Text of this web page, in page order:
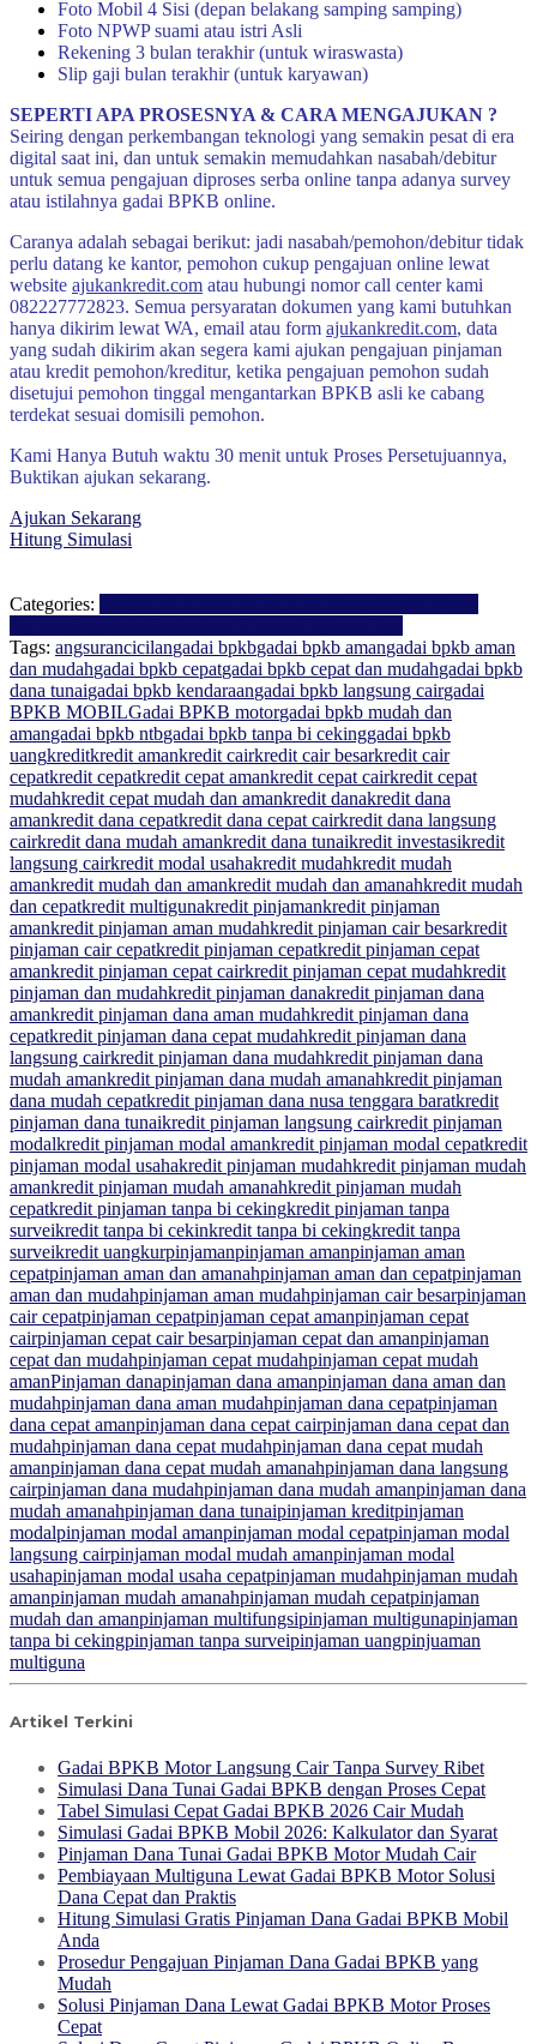
Foto Mobil 4 Sisi (depan belakang samping samping)
Foto NPWP suami atau istri Asli
Rekening 3 bulan terakhir (untuk wiraswasta)
Slip gaji bulan terakhir (untuk karyawan)
SEPERTI APA PROSESNYA & CARA MENGAJUKAN ?
Seiring dengan perkembangan teknologi yang semakin pesat di era
digital saat ini, dan untuk semakin memudahkan nasabah/debitur
untuk semua pengajuan diproses serba online tanpa adanya survey
atau istilahnya gadai BPKB online.
Caranya adalah sebagai berikut: jadi nasabah/pemohon/debitur tidak
perlu datang ke kantor, pemohon cukup pengajuan online lewat
website ajukankredit.com atau hubungi nomor call center kami
082227772823. Semua persyaratan dokumen yang kami butuhkan
hanya dikirim lewat WA, email atau form ajukankredit.com, data
yang sudah dikirim akan segera kami ajukan pengajuan pinjaman
atau kredit pemohon/kreditur, ketika pengajuan pemohon sudah
disetujui pemohon tinggal mengantarkan BPKB asli ke cabang
terdekat sesuai domisili pemohon.
Kami Hanya Butuh waktu 30 menit untuk Proses Persetujuannya,
Buktikan ajukan sekarang.
Ajukan Sekarang
Hitung Simulasi
Categories:
Tags: angsurancicilangadai bpkbgadai bpkb amangadai bpkb aman
dan mudahgadai bpkb cepatgadai bpkb cepat dan mudahgadai bpkb
dana tunaigadai bpkb kendaraangadai bpkb langsung cairgadai
BPKB MOBILGadai BPKB motorgadai bpkb mudah dan
amangadai bpkb ntbgadai bpkb tanpa bi cekinggadai bpkb
uangkreditkredit amankredit cairkredit cair besarkredit cair
cepatkredit cepatkredit cepat amankredit cepat cairkredit cepat
mudahkredit cepat mudah dan amankredit danakredit dana
amankredit dana cepatkredit dana cepat cairkredit dana langsung
cairkredit dana mudah amankredit dana tunaikredit investasikredit
langsung cairkredit modal usahakredit mudahkredit mudah
amankredit mudah dan amankredit mudah dan amanahkredit mudah
dan cepatkredit multigunakredit pinjamankredit pinjaman
amankredit pinjaman aman mudahkredit pinjaman cair besarkredit
pinjaman cair cepatkredit pinjaman cepatkredit pinjaman cepat
amankredit pinjaman cepat cairkredit pinjaman cepat mudahkredit
pinjaman dan mudahkredit pinjaman danakredit pinjaman dana
amankredit pinjaman dana aman mudahkredit pinjaman dana
cepatkredit pinjaman dana cepat mudahkredit pinjaman dana
langsung cairkredit pinjaman dana mudahkredit pinjaman dana
mudah amankredit pinjaman dana mudah amanahkredit pinjaman
dana mudah cepatkredit pinjaman dana nusa tenggara baratkredit
pinjaman dana tunaikredit pinjaman langsung cairkredit pinjaman
modalkredit pinjaman modal amankredit pinjaman modal cepatkredit
pinjaman modal usahakredit pinjaman mudahkredit pinjaman mudah
amankredit pinjaman mudah amanahkredit pinjaman mudah
cepatkredit pinjaman tanpa bi cekingkredit pinjaman tanpa
surveikredit tanpa bi cekinkredit tanpa bi cekingkredit tanpa
surveikredit uangkurpinjamanpinjaman amanpinjaman aman
cepatpinjaman aman dan amanahpinjaman aman dan cepatpinjaman
aman dan mudahpinjaman aman mudahpinjaman cair besarpinjaman
cair cepatpinjaman cepatpinjaman cepat amanpinjaman cepat
cairpinjaman cepat cair besarpinjaman cepat dan amanpinjaman
cepat dan mudahpinjaman cepat mudahpinjaman cepat mudah
amanPinjaman danapinjaman dana amanpinjaman dana aman dan
mudahpinjaman dana aman mudahpinjaman dana cepatpinjaman
dana cepat amanpinjaman dana cepat cairpinjaman dana cepat dan
mudahpinjaman dana cepat mudahpinjaman dana cepat mudah
amanpinjaman dana cepat mudah amanahpinjaman dana langsung
cairpinjaman dana mudahpinjaman dana mudah amanpinjaman dana
mudah amanahpinjaman dana tunaipinjaman kreditpinjaman
modalpinjaman modal amanpinjaman modal cepatpinjaman modal
langsung cairpinjaman modal mudah amanpinjaman modal
usahapinjaman modal usaha cepatpinjaman mudahpinjaman mudah
amanpinjaman mudah amanahpinjaman mudah cepatpinjaman
mudah dan amanpinjaman multifungsipinjaman multigunapinjaman
tanpa bi cekingpinjaman tanpa surveipinjaman uangpinjuaman
multiguna
Artikel Terkini
Gadai BPKB Motor Langsung Cair Tanpa Survey Ribet
Simulasi Dana Tunai Gadai BPKB dengan Proses Cepat
Tabel Simulasi Cepat Gadai BPKB 2026 Cair Mudah
Simulasi Gadai BPKB Mobil 2026: Kalkulator dan Syarat
Pinjaman Dana Tunai Gadai BPKB Motor Mudah Cair
Pembiayaan Multiguna Lewat Gadai BPKB Motor Solusi
Dana Cepat dan Praktis
Hitung Simulasi Gratis Pinjaman Dana Gadai BPKB Mobil
Anda
Prosedur Pengajuan Pinjaman Dana Gadai BPKB yang
Mudah
Solusi Pinjaman Dana Lewat Gadai BPKB Motor Proses
Cepat